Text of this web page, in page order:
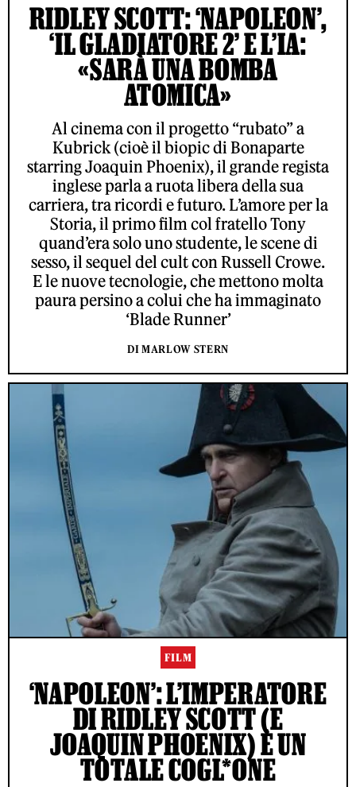
RIDLEY SCOTT: ‘NAPOLEON’,
‘IL GLADIATORE 2’ E L’IA:
«SARÀ UNA BOMBA
ATOMICA»
Al cinema con il progetto “rubato” a
Kubrick (cioè il biopic di Bonaparte
starring Joaquin Phoenix), il grande regista
inglese parla a ruota libera della sua
carriera, tra ricordi e futuro. L’amore per la
Storia, il primo film col fratello Tony
quand’era solo uno studente, le scene di
sesso, il sequel del cult con Russell Crowe.
E le nuove tecnologie, che mettono molta
paura persino a colui che ha immaginato
‘Blade Runner’
DI MARLOW STERN
FILM
‘NAPOLEON’: L’IMPERATORE
DI RIDLEY SCOTT (E
JOAQUIN PHOENIX) È UN
TOTALE COGL*ONE